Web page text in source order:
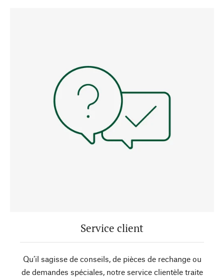
Service client
Qu’il sagisse de conseils, de pièces de rechange ou
de demandes spéciales, notre service clientèle traite